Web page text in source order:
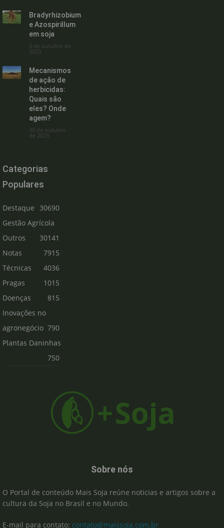
Bradyrhizobium
e Azospirillum
em soja
3 de outubro de
2023
Mecanismos
de ação de
herbicidas:
Quais são
eles? Onde
agem?
30 de outubro
de 2023
Categorias
Populares
Destaque
30690
Gestão Agrícola
30141
Outros
7915
Notas
Técnicas
4036
Pragas
1015
Doenças
815
Inovações no
agronegócio 790
Plantas Daninhas
750
Sobre nós
O Portal de conteúdo Mais Soja reúne noticias e artigos sobre a
cultura da Soja no Brasil e no Mundo.
E-mail para contato: contato@maissoja.com.br